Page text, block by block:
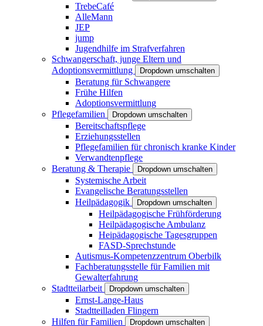
TrebeCafé
AlleMann
JEP
jump
Jugendhilfe im Strafverfahren
Schwangerschaft, junge Eltern und
Adoptionsvermittlung
Dropdown umschalten
Beratung für Schwangere
Frühe Hilfen
Adoptionsvermittlung
Pflegefamilien
Dropdown umschalten
Bereitschaftspflege
Erziehungsstellen
Pflegefamilien für chronisch kranke Kinder
Verwandtenpflege
Beratung & Therapie
Dropdown umschalten
Systemische Arbeit
Evangelische Beratungsstellen
Heilpädagogik
Dropdown umschalten
Heilpädagogische Frühförderung
Heilpädagogische Ambulanz
Heipädagogische Tagesgruppen
FASD-Sprechstunde
Autismus-Kompetenzzentrum Oberbilk
Fachberatungsstelle für Familien mit
Gewalterfahrung
Stadtteilarbeit
Dropdown umschalten
Ernst-Lange-Haus
Stadtteilladen Flingern
Hilfen für Familien
Dropdown umschalten